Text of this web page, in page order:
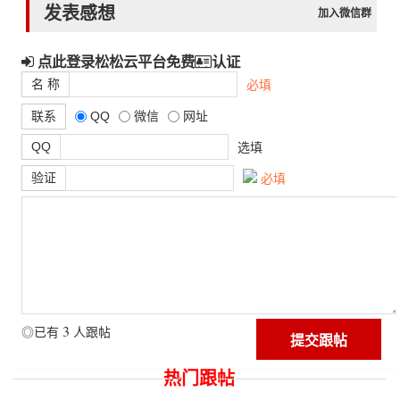
发表感想 加入微信群
点此登录松松云平台免费 认证
名 称 必填
联系 QQ 微信 网址
QQ 选填
验证 必填
◎已有 3 人跟帖
热门跟帖